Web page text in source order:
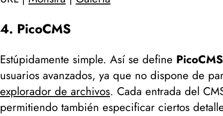
4. PicoCMS
Estúpidamente simple. Así se define PicoCMS
usuarios avanzados, ya que no dispone de
explorador de archivos. Cada entrada del
permitiendo también especificar ciertos